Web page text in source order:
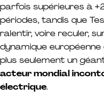
parfois supérieures à
périodes, tandis que
ralentir, voire reculer,
dynamique européenne
plus seulement un
acteur mondial
électrique.